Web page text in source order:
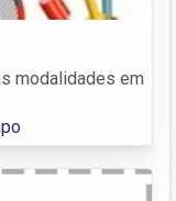
modalidades em